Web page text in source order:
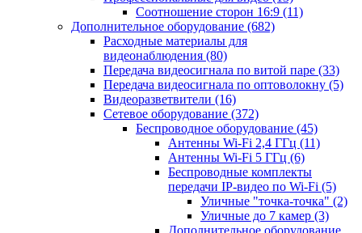
Соотношение сторон 16:9 (11)
Дополнительное оборудование (682)
Расходные материалы для
видеонаблюдения (80)
Передача видеосигнала по витой паре (33)
Передача видеосигнала по оптоволокну (5)
Видеоразветвители (16)
Сетевое оборудование (372)
Беспроводное оборудование (45)
Антенны Wi-Fi 2,4 ГГц (11)
Антенны Wi-Fi 5 ГГц (6)
Беспроводные комплекты
передачи IP-видео по Wi-Fi (5)
Уличные "точка-точка" (2)
Уличные до 7 камер (3)
Дополнительное оборудование